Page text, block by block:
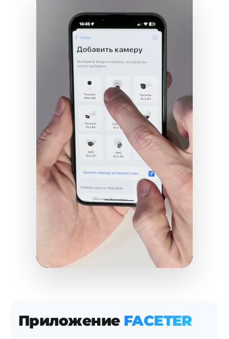
Приложение FACETER